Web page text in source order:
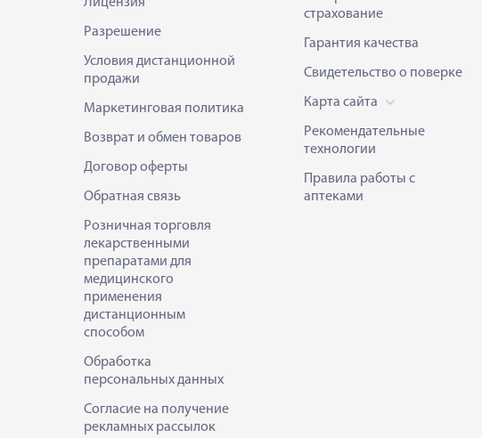
Разрешение
Условия дистанционной
продажи
Маркетинговая политика
Возврат и обмен товаров
Договор оферты
Обратная связь
Розничная торговля
лекарственными
препаратами для
медицинского
применения
дистанционным
способом
Обработка
персональных данных
Согласие на получение
рекламных рассылок
страхование
Гарантия качества
Свидетельство о поверке
Карта сайта
Рекомендательные
технологии
Правила работы с
аптеками